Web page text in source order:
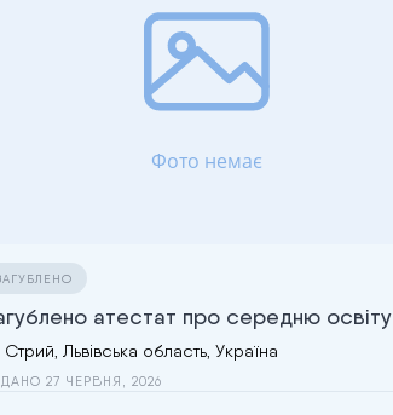
атестат про середню освіту
Стрий, Львівська область, Україна
27 ЧЕРВНЯ, 2026